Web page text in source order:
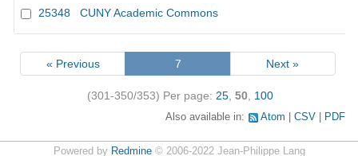
25348 CUNY Academic Commons
« Previous 7 Next »
(301-350/353) Per page: 25 50 100
Also available in: Atom CSV PDF
Powered by Redmine© 2006-2022 Jean-Philippe Lang